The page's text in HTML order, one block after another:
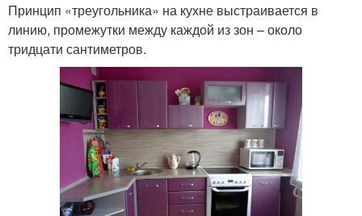
Принцип «треугольника» на кухне выстраивается в
линию, промежутки между каждой из зон – около
тридцати сантиметров.